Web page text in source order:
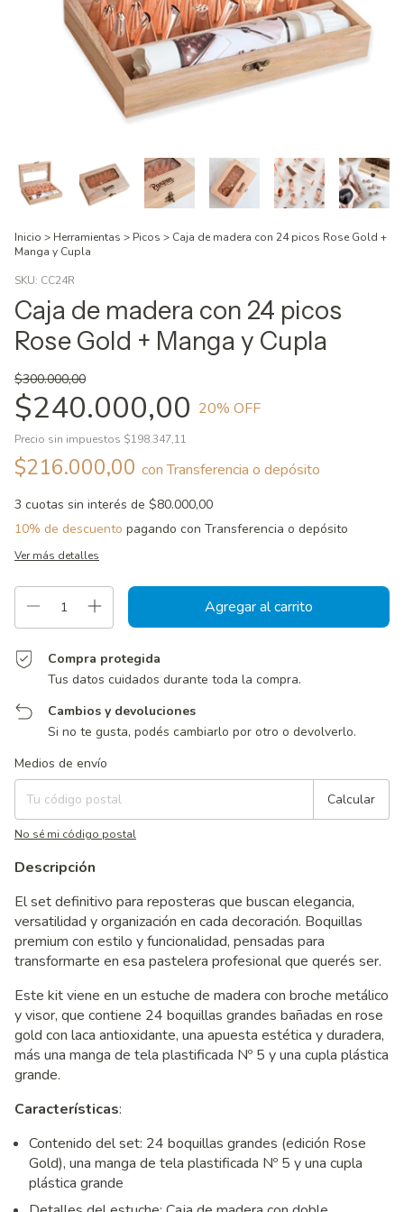
Inicio > Herramientas > Picos > Caja de madera con 24 picos Rose Gold +
Manga y Cupla
SKU: CC24R
Caja de madera con 24 picos
Rose Gold + Manga y Cupla
$300.000,00
$240.000,00 20% OFF
Precio sin impuestos $198.347,11
$216.000,00 con Transferencia o depósito
3 cuotas sin interés de $80.000,00
10% de descuento pagando con Transferencia o depósito
Ver más detalles
Compra protegida
Tus datos cuidados durante toda la compra.
Cambios y devoluciones
Si no te gusta, podés cambiarlo por otro o devolverlo.
Entregas para el CP:
Medios de envío
Calcular
No sé mi código postal
Descripción
El set definitivo para reposteras que buscan elegancia,
versatilidad y organización en cada decoración. Boquillas
premium con estilo y funcionalidad, pensadas para
transformarte en esa pastelera profesional que querés ser.
Este kit viene en un estuche de madera con broche metálico
y visor, que contiene 24 boquillas grandes bañadas en rose
gold con laca antioxidante, una apuesta estética y duradera,
más una manga de tela plastificada Nº 5 y una cupla plástica
grande.
Características:
Contenido del set: 24 boquillas grandes (edición Rose
Gold), una manga de tela plastificada Nº 5 y una cupla
plástica grande